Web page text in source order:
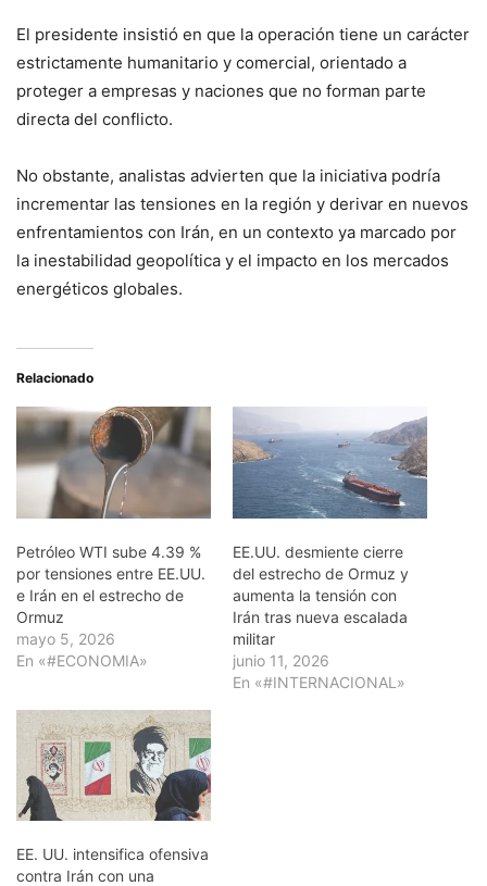
El presidente insistió en que la operación tiene un carácter
estrictamente humanitario y comercial, orientado a
proteger a empresas y naciones que no forman parte
directa del conflicto.
No obstante, analistas advierten que la iniciativa podría
incrementar las tensiones en la región y derivar en nuevos
enfrentamientos con Irán, en un contexto ya marcado por
la inestabilidad geopolítica y el impacto en los mercados
energéticos globales.
Relacionado
Petróleo WTI sube 4.39 %
por tensiones entre EE.UU.
e Irán en el estrecho de
Ormuz
mayo 5, 2026
En «#ECONOMIA»
EE.UU. desmiente cierre
del estrecho de Ormuz y
aumenta la tensión con
Irán tras nueva escalada
militar
junio 11, 2026
En «#INTERNACIONAL»
EE. UU. intensifica ofensiva
contra Irán con una